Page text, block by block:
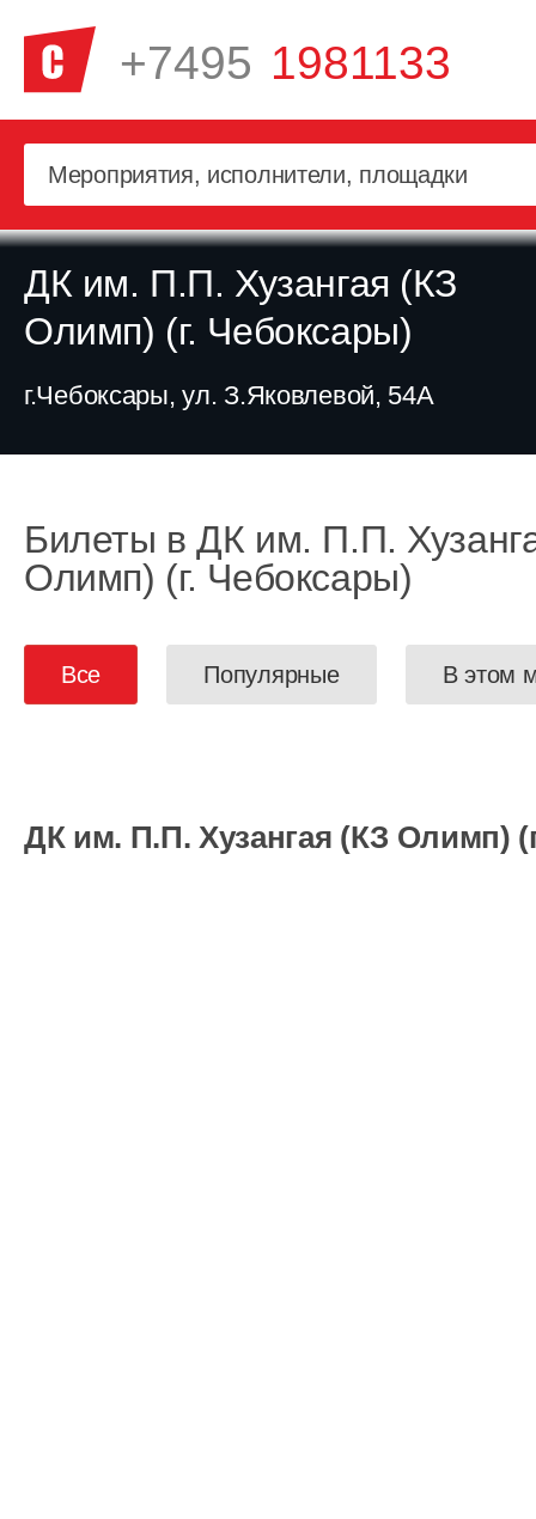
+7495 1981133
ДК им. П.П. Хузангая (КЗ
Олимп) (г. Чебоксары)
г.Чебоксары, ул. З.Яковлевой, 54А
Билеты в ДК им. П.П.
Олимп) (г. Чебоксары)
Все Популярные В этом
ДК им. П.П. Хузангая (КЗ Олимп)